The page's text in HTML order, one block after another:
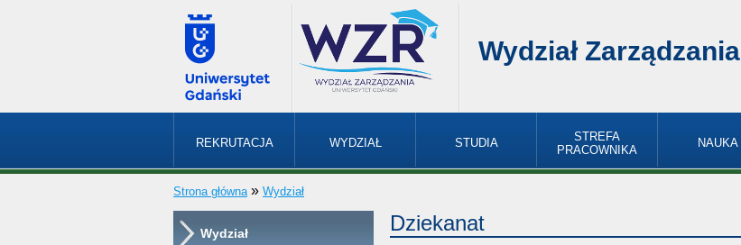
Wydział Zarządzania
REKRUTACJA WYDZIAŁ STUDIA
STREFA
PRACOWNIKA
NAUKA
Strona główna » Wydział
Wydział Dziekanat